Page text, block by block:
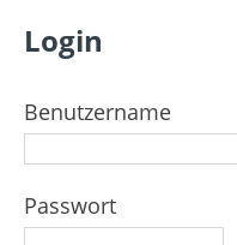
Login
Benutzername
Passwort